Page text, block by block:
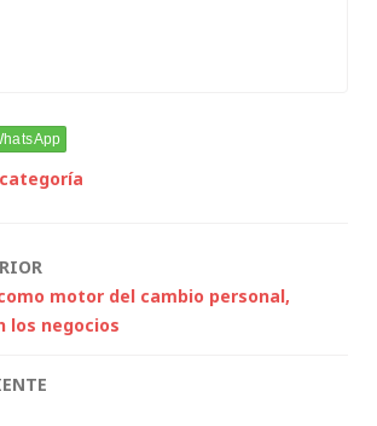
motor del cambio personal,
los negocios